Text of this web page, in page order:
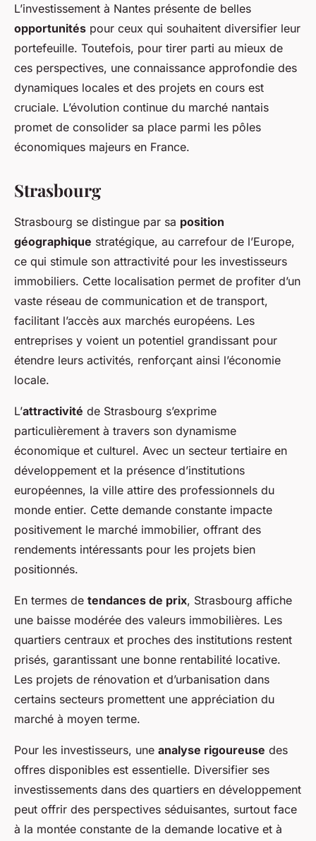
L’investissement à Nantes présente de belles
opportunités pour ceux qui souhaitent diversifier leur
portefeuille. Toutefois, pour tirer parti au mieux de
ces perspectives, une connaissance approfondie des
dynamiques locales et des projets en cours est
cruciale. L’évolution continue du marché nantais
promet de consolider sa place parmi les pôles
économiques majeurs en France.
Strasbourg
Strasbourg se distingue par sa position
géographique stratégique, au carrefour de l’Europe,
ce qui stimule son attractivité pour les investisseurs
immobiliers. Cette localisation permet de profiter d’un
vaste réseau de communication et de transport,
facilitant l’accès aux marchés européens. Les
entreprises y voient un potentiel grandissant pour
étendre leurs activités, renforçant ainsi l’économie
locale.
L’attractivité de Strasbourg s’exprime
particulièrement à travers son dynamisme
économique et culturel. Avec un secteur tertiaire en
développement et la présence d’institutions
européennes, la ville attire des professionnels du
monde entier. Cette demande constante impacte
positivement le marché immobilier, offrant des
rendements intéressants pour les projets bien
positionnés.
En termes de tendances de prix, Strasbourg affiche
une baisse modérée des valeurs immobilières. Les
quartiers centraux et proches des institutions restent
prisés, garantissant une bonne rentabilité locative.
Les projets de rénovation et d’urbanisation dans
certains secteurs promettent une appréciation du
marché à moyen terme.
Pour les investisseurs, une analyse rigoureuse des
offres disponibles est essentielle. Diversifier ses
investissements dans des quartiers en développement
peut offrir des perspectives séduisantes, surtout face
à la montée constante de la demande locative et à